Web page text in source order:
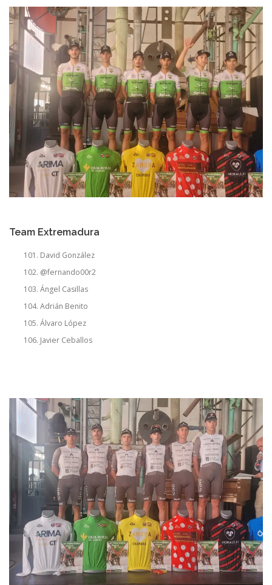
Team Extremadura
David González
@fernando00r2
Ángel Casillas
Adrián Benito
Álvaro López
Javier Ceballos